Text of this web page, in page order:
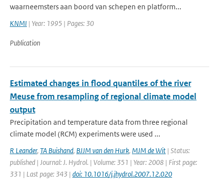
waarneemsters aan boord van schepen en platform...
KNMI | Year: 1995 | Pages: 30
Publication
Estimated changes in flood quantiles of the river
Meuse from resampling of regional climate model
output
Precipitation and temperature data from three regional
climate model (RCM) experiments were used ...
R Leander, TA Buishand, BJJM van den Hurk, MJM de Wit | Status:
published | Journal: J. Hydrol. | Volume: 351 | Year: 2008 | First page:
331 | Last page: 343 | doi: 10.1016/j.jhydrol.2007.12.020